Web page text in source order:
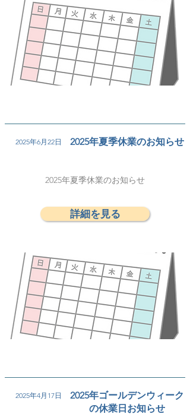
2025年6月22日 2025年夏季休業のお知らせ
2025年夏季休業のお知らせ
詳細を見る
2025年4月17日
2025年ゴールデンウィーク
の休業日お知らせ